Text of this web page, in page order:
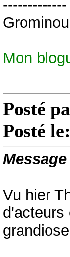
-------------
Grominou
Mon
Posté
Posté le:
Vu hier
d'acteurs